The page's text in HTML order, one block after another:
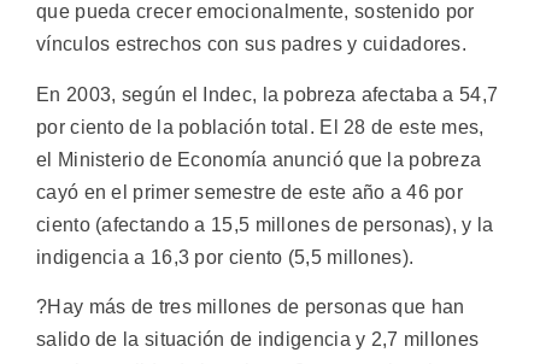
que pueda crecer emocionalmente, sostenido por
vínculos estrechos con sus padres y cuidadores.
En 2003, según el Indec, la pobreza afectaba a 54,7
por ciento de la población total. El 28 de este mes,
el Ministerio de Economía anunció que la pobreza
cayó en el primer semestre de este año a 46 por
ciento (afectando a 15,5 millones de personas), y la
indigencia a 16,3 por ciento (5,5 millones).
?Hay más de tres millones de personas que han
salido de la situación de indigencia y 2,7 millones